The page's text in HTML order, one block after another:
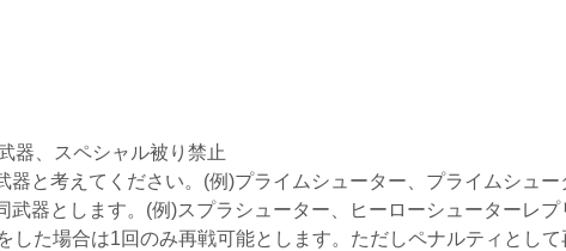
器、スペシャル被り禁止
器と考えてください。(例)プライムシューター、プライムシュ
武器とします。(例)スプラシューター、ヒーローシューターレ
した場合は1回のみ再戦可能とします。ただしペナルティとし